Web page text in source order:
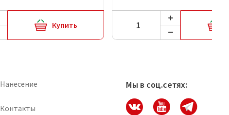
Купить
Нанесение
Контакты
Мы в соц.сетях: